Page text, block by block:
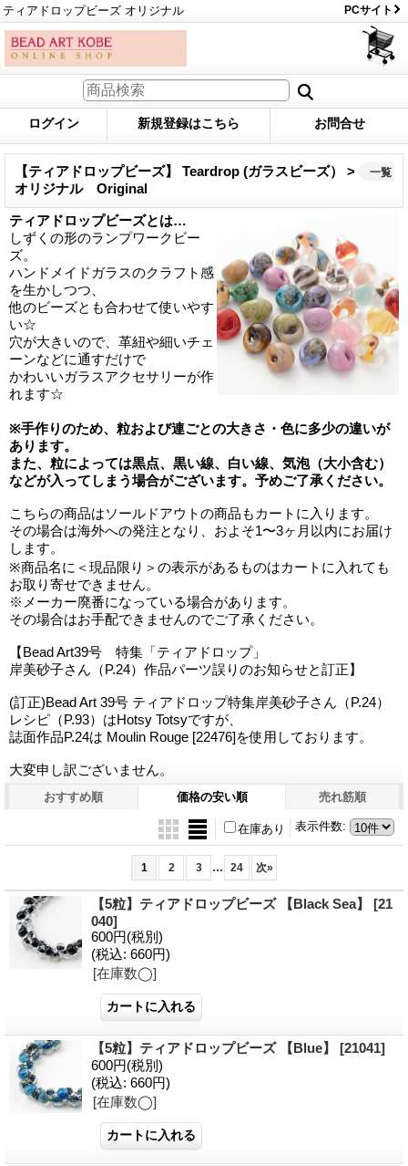
ティアドロップビーズ オリジナル PCサイト
ログイン 新規登録はこちら お問合せ
【ティアドロップビーズ】 Teardrop (ガラスビーズ） >
オリジナル Original
ティアドロップビーズとは…
しずくの形のランプワークビー
ズ。
ハンドメイドガラスのクラフト感
を生かしつつ、
他のビーズとも合わせて使いやす
い☆
穴が大きいので、革紐や細いチェ
ーンなどに通すだけで
かわいいガラスアクセサリーが作
れます☆
※手作りのため、粒および連ごとの大きさ・色に多少の違いが
あります。
また、粒によっては黒点、黒い線、白い線、気泡（大小含む）
などが入ってしまう場合がございます。予めご了承ください。
こちらの商品はソールドアウトの商品もカートに入ります。
その場合は海外への発注となり、およそ1〜3ヶ月以内にお届け
します。
※商品名に＜現品限り＞の表示があるものはカートに入れても
お取り寄せできません。
※メーカー廃番になっている場合があります。
その場合はお手配できませんのでご了承ください。
【Bead Art39号 特集「ティアドロップ」
岸美砂子さん（P.24）作品パーツ誤りのお知らせと訂正】
(訂正)Bead Art 39号 ティアドロップ特集岸美砂子さん（P.24）
レシピ（P.93）はHotsy Totsyですが、
誌面作品P.24は Moulin Rouge [22476]を使用しております。
大変申し訳ございません。
一覧
おすすめ順 価格の安い順 売れ筋順
表示件数:
在庫あり
1 2 3 ... 24 次»
【5粒】ティアドロップビーズ 【Black Sea】 [21
040]
600円(税別)
(税込: 660円)
[在庫数◯]
【5粒】ティアドロップビーズ 【Blue】 [21041]
600円(税別)
(税込: 660円)
[在庫数◯]